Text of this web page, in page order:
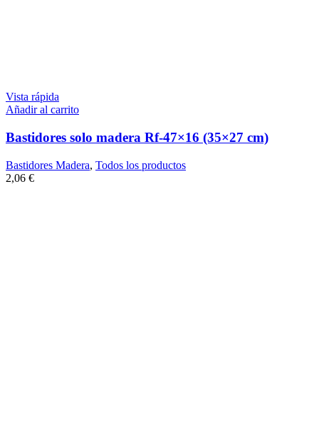
Vista rápida
Añadir al carrito
Bastidores solo madera Rf-47×16 (35×27 cm)
Bastidores Madera, Todos los productos
2,06 €